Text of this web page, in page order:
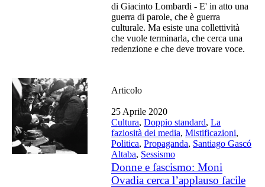
di Giacinto Lombardi - E' in atto una
guerra di parole, che è guerra
culturale. Ma esiste una collettività
che vuole terminarla, che cerca una
redenzione e che deve trovare voce.
Articolo
25 Aprile 2020
Cultura,Doppio standard,La
faziosità dei media,Mistificazioni,
Politica,Propaganda, Santiago Gascó
Altaba, Sessismo
Donne e fascismo: Moni
Ovadia cerca l’applauso facile